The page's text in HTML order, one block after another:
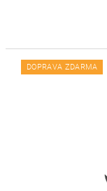
DOPRAVA ZDARMA